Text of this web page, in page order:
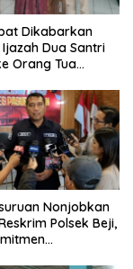
Dikabarkan
Dua Santri
Orang Tua
Nonjobkan
Polsek Beji,